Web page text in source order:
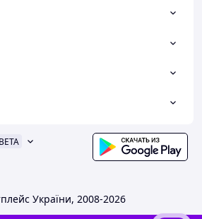
BETA
України, 2008-2026